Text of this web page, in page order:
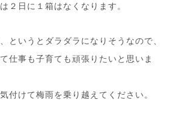
２日に１箱はなくなります。
というとダラダラになりそうなので、
仕事も子育ても頑張りたいと思いま
付けて梅雨を乗り越えてください。